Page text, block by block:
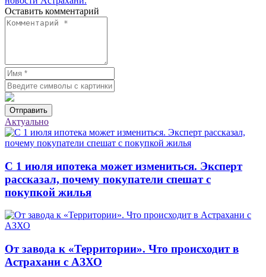
Оставить комментарий
Отправить
Актуально
С 1 июля ипотека может измениться. Эксперт
рассказал, почему покупатели спешат с
покупкой жилья
От завода к «Территории». Что происходит в
Астрахани с АЗХО